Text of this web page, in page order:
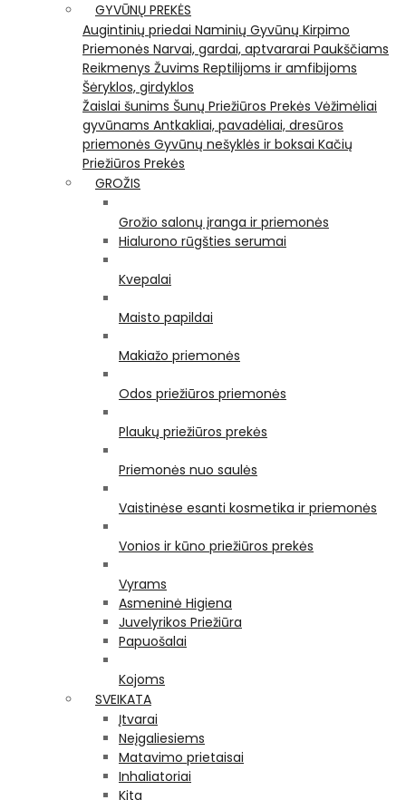
GYVŪNŲ PREKĖS
Augintinių priedai Naminių Gyvūnų Kirpimo
Priemonės Narvai, gardai, aptvararai Paukščiams
Reikmenys Žuvims Reptilijoms ir amfibijoms
Šėryklos, girdyklos
Žaislai šunims Šunų Priežiūros Prekės Vėžimėliai
gyvūnams Antkakliai, pavadėliai, dresūros
priemonės Gyvūnų nešyklės ir boksai Kačių
Priežiūros Prekės
GROŽIS
Grožio salonų įranga ir priemonės
Hialurono rūgšties serumai
Kvepalai
Maisto papildai
Makiažo priemonės
Odos priežiūros priemonės
Plaukų priežiūros prekės
Priemonės nuo saulės
Vaistinėse esanti kosmetika ir priemonės
Vonios ir kūno priežiūros prekės
Vyrams
Asmeninė Higiena
Juvelyrikos Priežiūra
Papuošalai
Kojoms
SVEIKATA
Įtvarai
Neįgaliesiems
Matavimo prietaisai
Inhaliatoriai
Kita